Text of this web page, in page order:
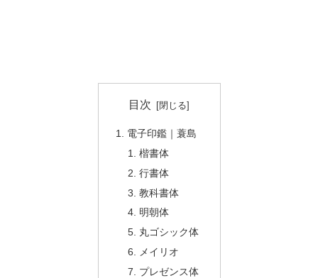
目次
電子印鑑｜蓑島
楷書体
行書体
教科書体
明朝体
丸ゴシック体
メイリオ
プレゼンス体